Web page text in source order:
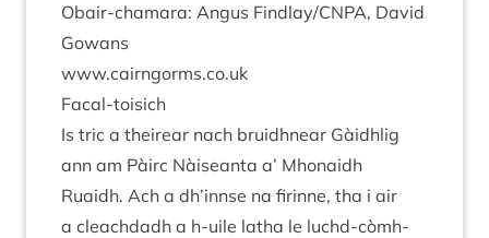
Obair-chamara: Angus Findlay/​CNPA, Dav­id
Gowans
www​.cairngorms​.co​.uk
Fac­al-tois­ich
Is tric a theire­ar nach bruidh­n­ear Gàidh­lig
ann am Pàirc Nàiseanta a’ Mhon­aidh
Ruaidh. Ach a dh’innse na firinne, tha i air
a cleach­dadh a h‑uile latha le luchd-còm­h­